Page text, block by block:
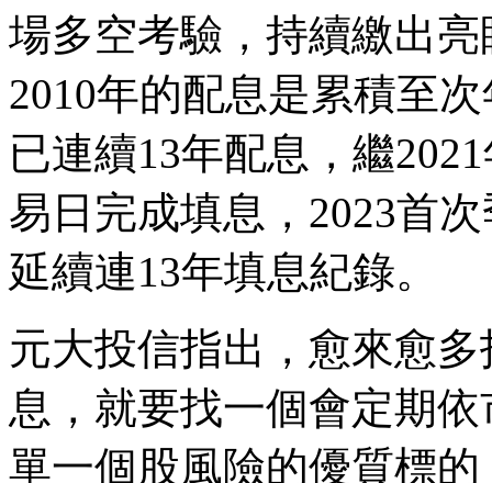
場多空考驗，持續繳出
2010年的配息是累積至
已連續13年配息，繼
易日完成填息，2023首
延續連13年填息紀錄。
元大投信指出，愈來愈
息，就要找一個會定期
單一個股風險的優質標